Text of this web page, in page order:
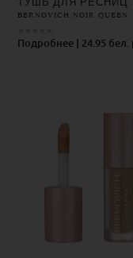
BERNOVICH NOIR QUEEN
Подробнее | 24.95 бел.